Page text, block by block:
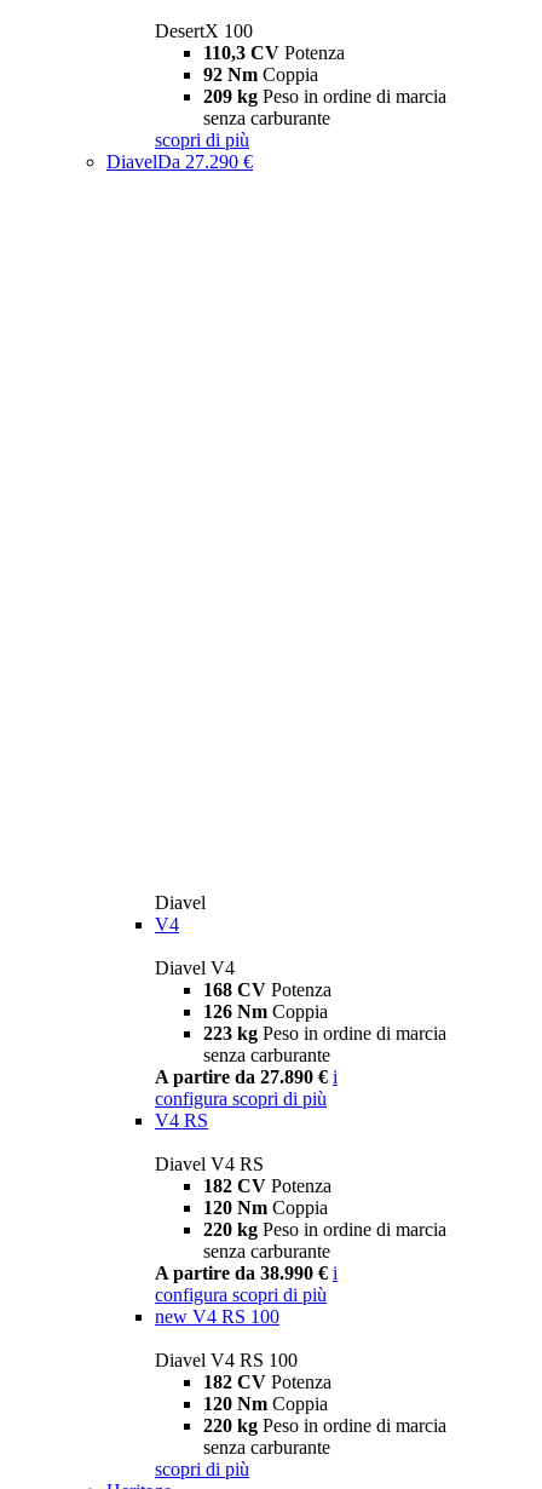
DesertX 100
110,3 CV Potenza
92 Nm Coppia
209 kg Peso in ordine di marcia
senza carburante
scopri di più
DiavelDa 27.290 €
Diavel
V4
Diavel V4
168 CV Potenza
126 Nm Coppia
223 kg Peso in ordine di marcia
senza carburante
A partire da 27.890 € i
configura scopri di più
V4 RS
Diavel V4 RS
182 CV Potenza
120 Nm Coppia
220 kg Peso in ordine di marcia
senza carburante
A partire da 38.990 € i
configura scopri di più
new V4 RS 100
Diavel V4 RS 100
182 CV Potenza
120 Nm Coppia
220 kg Peso in ordine di marcia
senza carburante
scopri di più